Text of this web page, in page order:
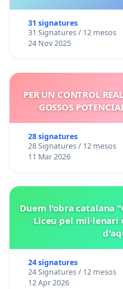
31 signatures
31 Signatures / 12 mesos
24 Nov 2025
PER UN CONTROL
GOSSOS
28 signatures
28 Signatures / 12 mesos
11 Mar 2026
Duem l'obra catalana
Liceu pel mil·lenari
24 signatures
24 Signatures / 12 mesos
12 Apr 2026